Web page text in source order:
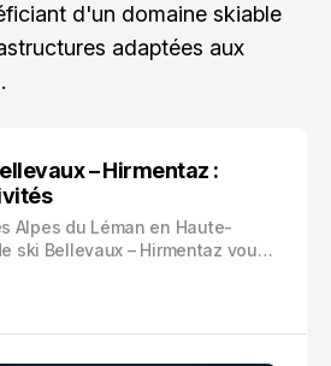
d'un domaine skiable
adaptées aux
– Hirmentaz :
Alpes du Léman en Haute-
ski Bellevaux – Hirmentaz vous
destination familiale par
authentique des sports